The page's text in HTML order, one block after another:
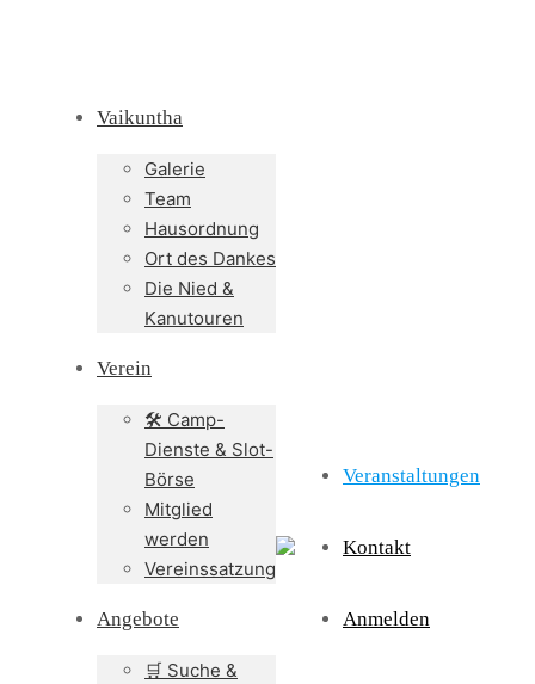
Vaikuntha
Galerie
Team
Hausordnung
Ort des Dankes
Die Nied &
Kanutouren
Verein
🛠️ Camp-
Dienste & Slot-
Börse
Mitglied
werden
Vereinssatzung
Angebote
🛒 Suche &
Veranstaltungen
Kontakt
Anmelden